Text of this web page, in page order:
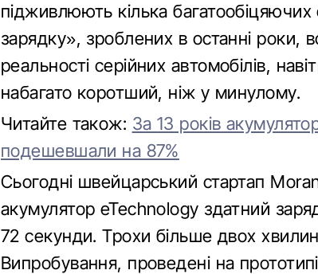
підживлюють кілька
зарядку», зроблених в останні роки,
реальності серійних автомобілів,
набагато коротший, ніж у минулому.
Читайте також: За 13 років
подешевшали на 87%
Сьогодні швейцарський стартап
акумулятор eTechnology здатний
72 секунди. Трохи більше двох
Випробування, проведені на